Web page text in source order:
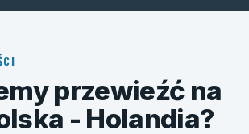
przewieźć na
- Holandia?